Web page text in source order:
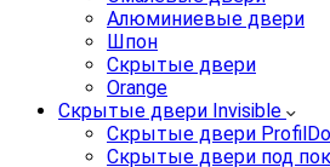
Алюминиевые двери
Шпон
Скрытые двери
Orange
Скрытые двери Invisible
Скрытые двери
Скрытые двери под